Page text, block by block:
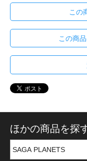
この
この商
ほかの商品を探